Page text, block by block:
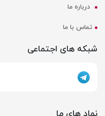
درباره ما
تماس با ما
شبکه های اجتماعی